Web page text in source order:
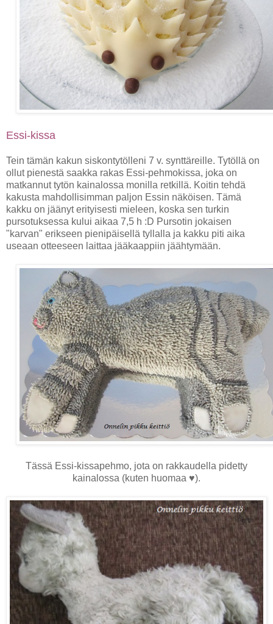
Essi-kissa
Tein tämän kakun siskontytölleni 7 v. synttäreille. Tytöllä on
ollut pienestä saakka rakas Essi-pehmokissa, joka on
matkannut tytön kainalossa monilla retkillä. Koitin tehdä
kakusta mahdollisimman paljon Essin näköisen. Tämä
kakku on jäänyt erityisesti mieleen, koska sen turkin
pursotuksessa kului aikaa 7,5 h :D Pursotin jokaisen
"karvan" erikseen pienipäisellä tyllalla ja kakku piti aika
useaan otteeseen laittaa jääkaappiin jäähtymään.
Tässä Essi-kissapehmo, jota on rakkaudella pidetty
kainalossa (kuten huomaa ♥).